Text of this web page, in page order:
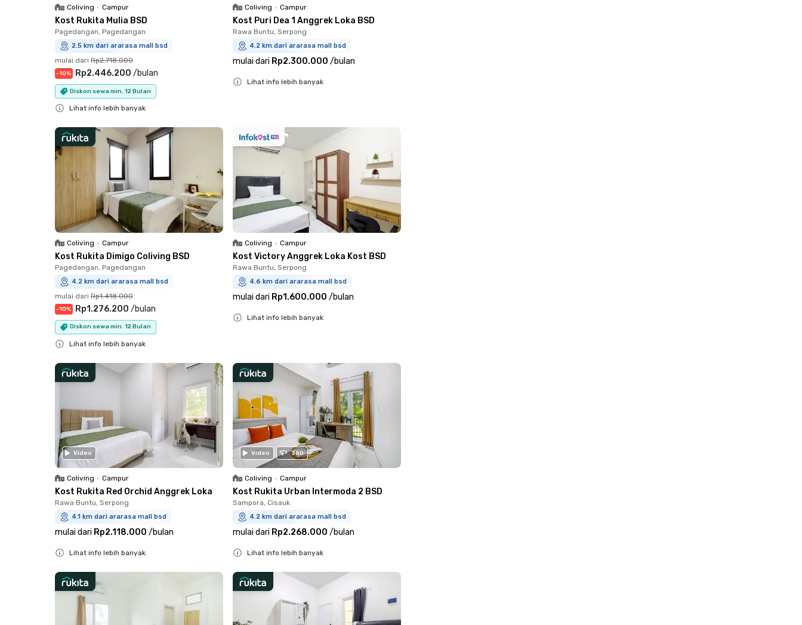
Coliving • Campur
Kost Rukita Mulia BSD
Pagedangan, Pagedangan
2.5 km dari ararasa mall bsd
mulai dari Rp2.718.000
-10% Rp2.446.200 /bulan
Diskon sewa min. 12 Bulan
Lihat info lebih banyak
Coliving • Campur
Kost Puri Dea 1 Anggrek Loka BSD
Rawa Buntu, Serpong
4.2 km dari ararasa mall bsd
mulai dari Rp2.300.000 /bulan
Lihat info lebih banyak
Coliving • Campur
Kost Rukita Dimigo Coliving BSD
Pagedangan, Pagedangan
4.2 km dari ararasa mall bsd
mulai dari Rp1.418.000
-10% Rp1.276.200 /bulan
Diskon sewa min. 12 Bulan
Lihat info lebih banyak
Coliving • Campur
Kost Victory Anggrek Loka Kost BSD
Rawa Buntu, Serpong
4.6 km dari ararasa mall bsd
mulai dari Rp1.600.000 /bulan
Lihat info lebih banyak
Video
Coliving • Campur
Kost Rukita Red Orchid Anggrek Loka
Rawa Buntu, Serpong
4.1 km dari ararasa mall bsd
mulai dari Rp2.118.000 /bulan
Lihat info lebih banyak
Video 360
Coliving • Campur
Kost Rukita Urban Intermoda 2 BSD
Sampora, Cisauk
4.2 km dari ararasa mall bsd
mulai dari Rp2.268.000 /bulan
Lihat info lebih banyak